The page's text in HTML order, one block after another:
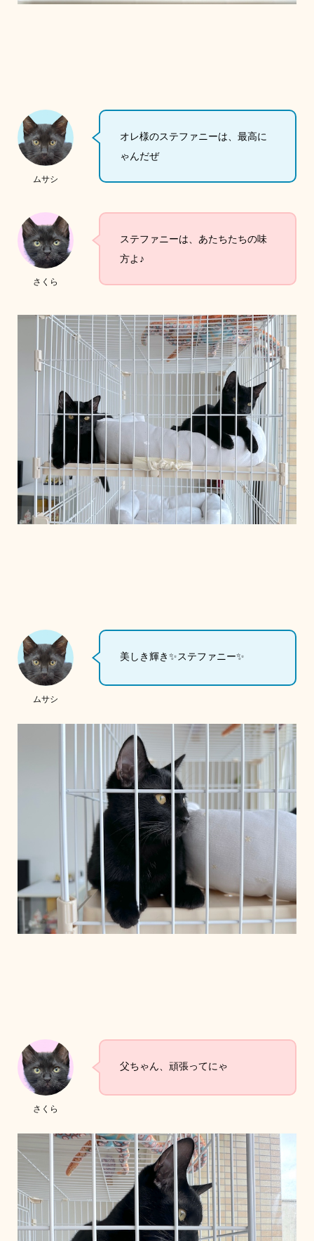
ムサシ
オレ様のステファニーは、最高に
ゃんだぜ
さくら
ステファニーは、あたちたちの味
方よ♪
ムサシ
美しき輝き✨ステファニー✨
さくら
父ちゃん、頑張ってにゃ